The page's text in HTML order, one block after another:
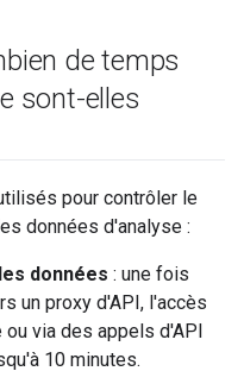
de temps
sont-elles
pour contrôler le
données d'analyse :
données : une fois
un proxy d'API, l'accès
ou via des appels d'API
10 minutes.